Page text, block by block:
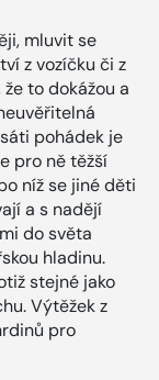
mluvit se
z vozíčku či z
to dokážou a
pohádek je
pro ně těžší
níž se jiné děti
a s nadějí
do světa
hladinu.
stejné jako
Výtěžek z
pro